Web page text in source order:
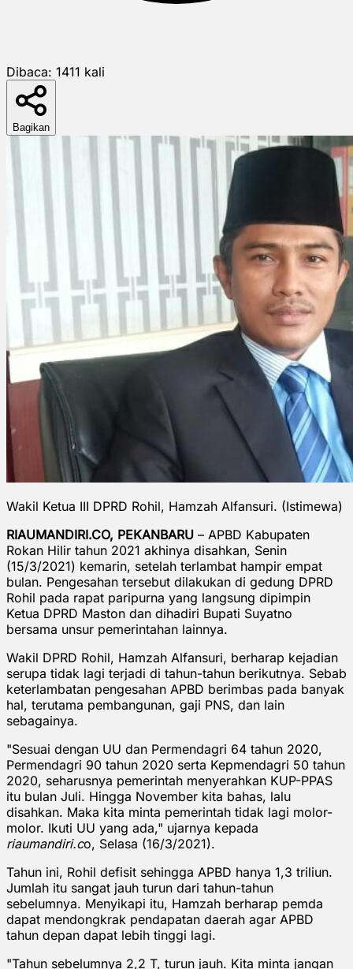
Dibaca: 1411 kali
Bagikan
Wakil Ketua III DPRD Rohil, Hamzah Alfansuri. (Istimewa)
RIAUMANDIRI.CO, PEKANBARU – APBD Kabupaten
Rokan Hilir tahun 2021 akhinya disahkan, Senin
(15/3/2021) kemarin, setelah terlambat hampir empat
bulan. Pengesahan tersebut dilakukan di gedung DPRD
Rohil pada rapat paripurna yang langsung dipimpin
Ketua DPRD Maston dan dihadiri Bupati Suyatno
bersama unsur pemerintahan lainnya.
Wakil DPRD Rohil, Hamzah Alfansuri, berharap kejadian
serupa tidak lagi terjadi di tahun-tahun berikutnya. Sebab
keterlambatan pengesahan APBD berimbas pada banyak
hal, terutama pembangunan, gaji PNS, dan lain
sebagainya.
"Sesuai dengan UU dan Permendagri 64 tahun 2020,
Permendagri 90 tahun 2020 serta Kepmendagri 50 tahun
2020, seharusnya pemerintah menyerahkan KUP-PPAS
itu bulan Juli. Hingga November kita bahas, lalu
disahkan. Maka kita minta pemerintah tidak lagi molor-
molor. Ikuti UU yang ada," ujarnya kepada
riaumandiri.co, Selasa (16/3/2021).
Tahun ini, Rohil defisit sehingga APBD hanya 1,3 triliun.
Jumlah itu sangat jauh turun dari tahun-tahun
sebelumnya. Menyikapi itu, Hamzah berharap pemda
dapat mendongkrak pendapatan daerah agar APBD
tahun depan dapat lebih tinggi lagi.
"Tahun sebelumnya 2,2 T, turun jauh. Kita minta jangan